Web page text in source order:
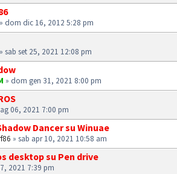
» dom dic 16, 2012 5:28 pm
» sab set 25, 2021 12:08 pm
» dom gen 31, 2021 8:00 pm
06, 2021 7:00 pm
Dancer su Winuae
» sab apr 10, 2021 10:58 am
desktop su Pen drive
2021 7:39 pm